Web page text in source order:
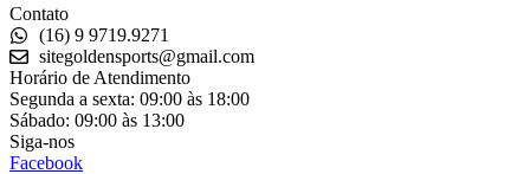
Contato
(16) 9 9719.9271
sitegoldensports@gmail.com
Horário de Atendimento
Segunda a sexta: 09:00 às 18:00
Sábado: 09:00 às 13:00
Siga-nos
Facebook